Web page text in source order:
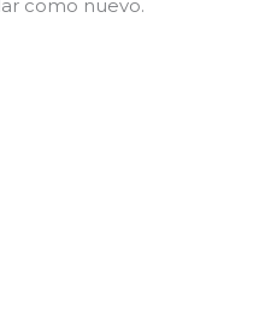
como nuevo.